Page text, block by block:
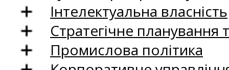
Інтелектуальна власність
Стратегічне
Промислова політика